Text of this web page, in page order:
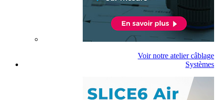
Voir notre atelier câblage
Systèmes